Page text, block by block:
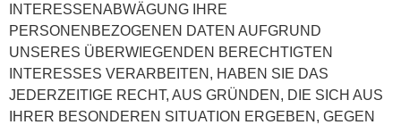
INTERESSENABWÄGUNG IHRE
PERSONENBEZOGENEN DATEN AUFGRUND
UNSERES ÜBERWIEGENDEN BERECHTIGTEN
INTERESSES VERARBEITEN, HABEN SIE DAS
JEDERZEITIGE RECHT, AUS GRÜNDEN, DIE SICH AUS
IHRER BESONDEREN SITUATION ERGEBEN, GEGEN